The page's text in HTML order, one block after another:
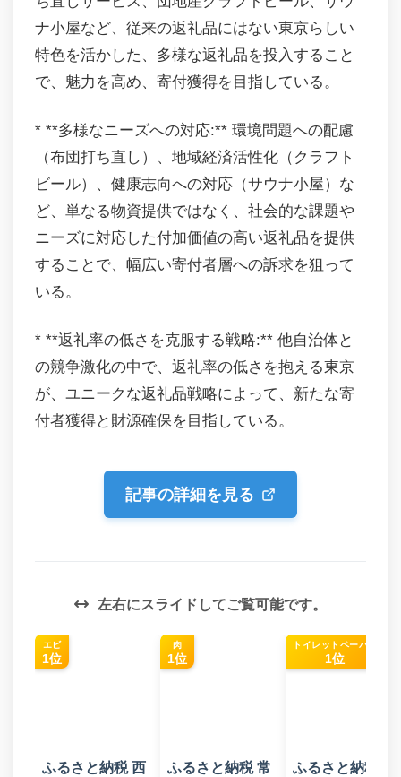
ナ小屋など、従来の返礼品にはない東京らしい
特色を活かした、多様な返礼品を投入すること
で、魅力を高め、寄付獲得を目指している。
* **多様なニーズへの対応:** 環境問題への配慮
（布団打ち直し）、地域経済活性化（クラフト
ビール）、健康志向への対応（サウナ小屋）な
ど、単なる物資提供ではなく、社会的な課題や
ニーズに対応した付加価値の高い返礼品を提供
することで、幅広い寄付者層への訴求を狙って
いる。
* **返礼率の低さを克服する戦略:** 他自治体と
の競争激化の中で、返礼率の低さを抱える東京
が、ユニークな返礼品戦略によって、新たな寄
付者獲得と財源確保を目指している。
記事の詳細を見る
左右にスライドしてご覧可能です。
エビ
1位
ふるさと納税 西
肉
1位
ふるさと納税 常
トイレットペーパー
1位
ふるさと納税 富